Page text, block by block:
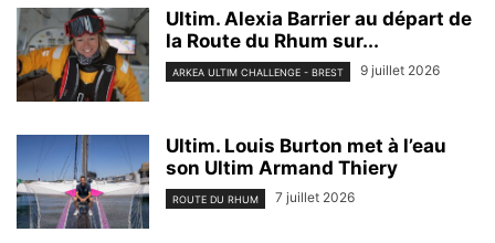
Ultim. Alexia Barrier au départ de
la Route du Rhum sur...
ARKEA ULTIM CHALLENGE - BREST 9 juillet 2026
Ultim. Louis Burton met à l’eau
son Ultim Armand Thiery
ROUTE DU RHUM 7 juillet 2026